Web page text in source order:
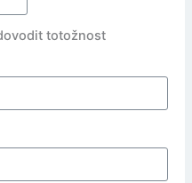
totožnost